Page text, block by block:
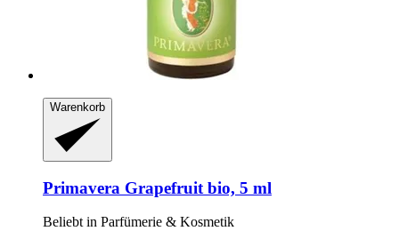
Warenkorb
Primavera Grapefruit bio, 5 ml
Beliebt in Parfümerie & Kosmetik